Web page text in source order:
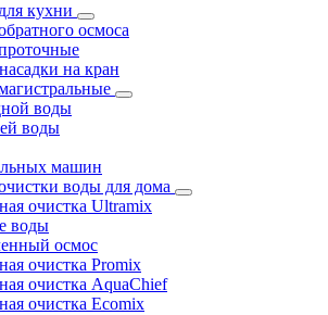
кухни
осмоса
на кран
воды
воды
машин
воды для дома
очистка Ultramix
воды
осмос
очистка Promix
очистка AquaChief
очистка Ecomix